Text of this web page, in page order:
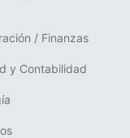
/ Finanzas
y Contabilidad